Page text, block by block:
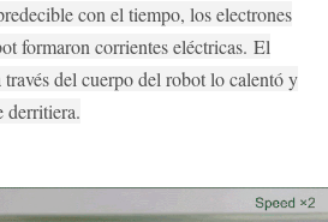
con el tiempo, los electrones
formaron corrientes eléctricas.El
través del cuerpo del robot lo calentó y
derritiera.